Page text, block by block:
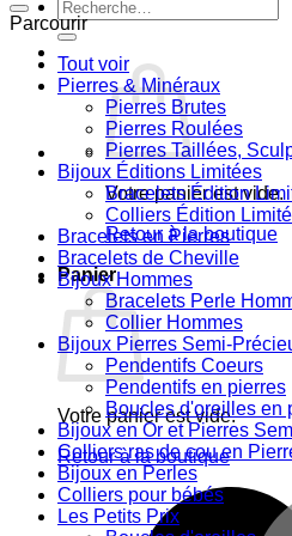
Recherche
pour :
Votre panier est vide.
Retour à la boutique
Panier
Votre panier est vide.
Retour à la boutique
Parcourir
Tout voir
Pierres & Minéraux
Pierres Brutes
Pierres Roulées
Pierres Taillées,
Bijoux Éditions Limitées
Bracelets Édition
Colliers Édition
Bracelets en Pierres
Bracelets de Cheville
Bijoux Hommes
Bracelets Perle
Collier Hommes
Bijoux Pierres Semi-
Pendentifs Coeurs
Pendentifs en pierres
Boucles d'oreilles en
Bijoux en Or et Pierres
Colliers ras de cou en
Bijoux en Perles
Colliers pour bébés
Les Petits Prix